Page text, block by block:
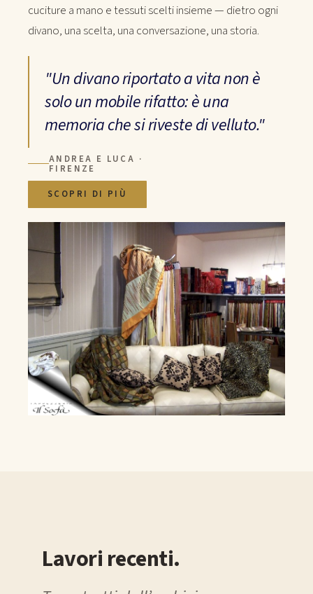
cuciture a mano e tessuti scelti insieme — dietro ogni
divano, una scelta, una conversazione, una storia.
"Un divano riportato a vita non è
solo un mobile rifatto: è una
memoria che si riveste di velluto."
ANDREA E LUCA ·
FIRENZE
SCOPRI DI PIÙ
Lavori recenti.